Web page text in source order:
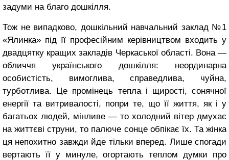
задуми на благо дошкілля.
Тож не випадково, дошкільний навчальний заклад №1
«Ялинка» під її професійним керівництвом входить у
двадцятку кращих закладів Черкаської області. Вона —
обличчя українського дошкілля: неординарна
особистість, вимоглива, справедлива, чуйна,
турботлива. Це промінець тепла і щирості, сонячної
енергії та витривалості, попри те, що її життя, як і у
багатьох людей, мінливе — то холодний вітер дмухає
на життєві струни, то палюче сонце обпікає їх. Та жінка
ця непохитно завжди йде тільки вперед. Лише спогади
вертають її у минуле, огортають теплом думки про